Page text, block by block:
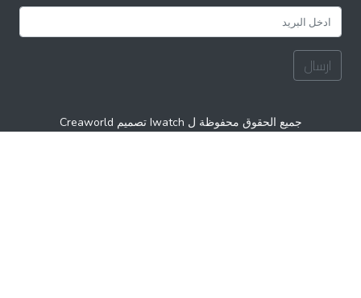
ارسال
جميع الحقوق محفوظة ل Iwatch تصميم Creaworld